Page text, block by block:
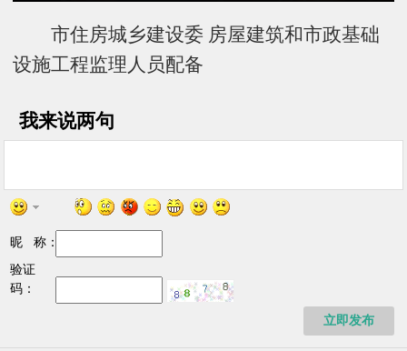
市住房城乡建设委 房屋建筑和市政基础
设施工程监理人员配备
我来说两句
昵 称：
验证
码：
立即发布